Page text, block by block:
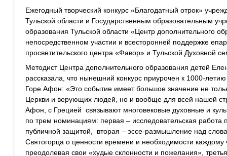
Ежегодный творческий конкурс «Благодатный отрок»
Тульской области и Государственным образовательным
образования Тульской области «Центр дополнительного
непосредственном участии и всесторонней поддержке
просветительского центра «Фавор» и Тульской Духовной
Методист Центра дополнительного образования детей
рассказала, что нынешний конкурс приурочен к 1000-летию
Горе Афон: «Это событие имеет большое значение не
Церкви и верующих людей, но и вообще для всей нашей
Афон, с Грецией связывают многовековые духовные и
по трем номинациям: первая – исследовательская
публичной защитой, вторая – эссе-размышление над
Святогорца о ценности времени и необходимости каждому
преодолевая свои «худые склонности и пожелания»,